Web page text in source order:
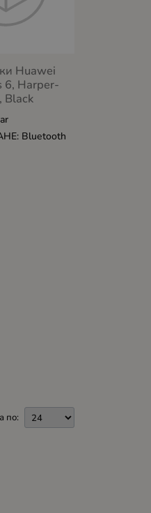
Huawei
6, Harper-
Black
Bluetooth
по: